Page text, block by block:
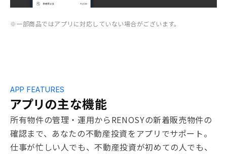
※一部商品ではアプリに対応していない場合がございます。
アプリの主な機能
APP FEATURES
所有物件の管理・運用からRENOSYの新着販売物件の
確認まで、あなたの不動産投資をアプリでサポート。
仕事が忙しい人でも、不動産投資が初めての人でも、